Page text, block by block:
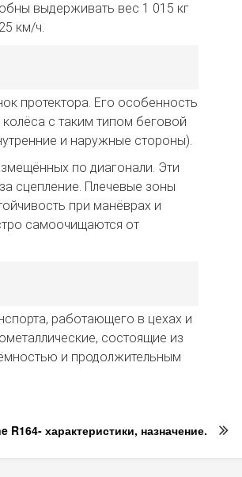
выдерживать вес 1 015 кг
км/ч.
протектора. Его особенность
с таким типом беговой
и наружные стороны).
по диагонали. Эти
сцепление. Плечевые зоны
при манёврах и
самоочищаются от
работающего в цехах и
состоящие из
и продолжительным
R164- характеристики, назначение.